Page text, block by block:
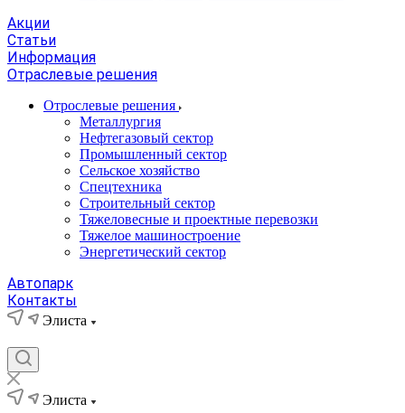
Акции
Статьи
Информация
Отраслевые решения
Отрослевые решения
Металлургия
Нефтегазовый сектор
Промышленный сектор
Сельское хозяйство
Спецтехника
Строительный сектор
Тяжеловесные и проектные перевозки
Тяжелое машиностроение
Энергетический сектор
Автопарк
Контакты
Элиста
Элиста